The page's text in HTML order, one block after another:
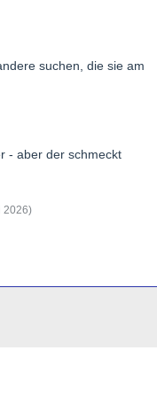
suchen, die sie am
- aber der schmeckt
2026)